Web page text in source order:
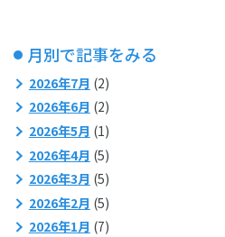
月別で記事をみる
2026年7月 (2)
2026年6月 (2)
2026年5月 (1)
2026年4月 (5)
2026年3月 (5)
2026年2月 (5)
2026年1月 (7)